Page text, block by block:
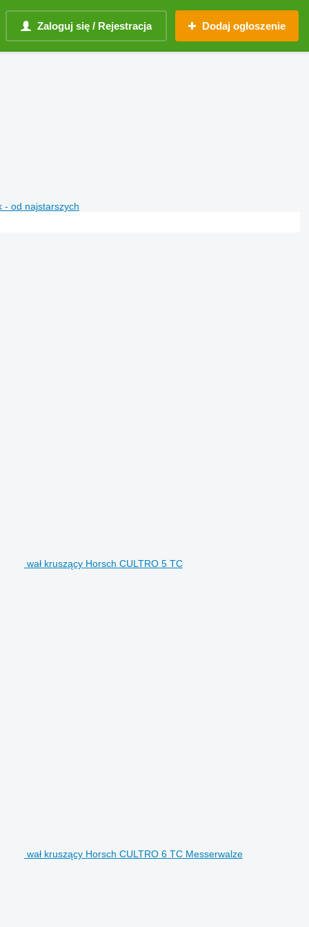
Zaloguj się / Rejestracja Dodaj ogłoszenie
- od najstarszych
wał kruszący Horsch CULTRO 5 TC
wał kruszący Horsch CULTRO 6 TC Messerwalze